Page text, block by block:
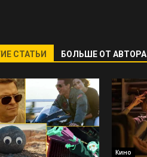
СТАТЬИ БОЛЬШЕ ОТ АВТОРА
Кино